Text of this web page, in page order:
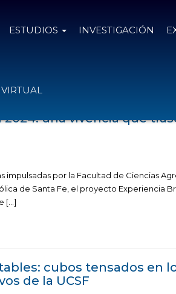
ESTUDIOS INVESTIGACIÓN
2024: una vivencia que
impulsadas por la Facultad de Ciencias
de Santa Fe, el proyecto Experiencia
[…]
cubos tensados en
de la UCSF